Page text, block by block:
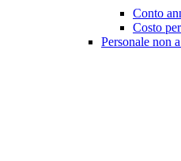
Conto
Costo
Personale non